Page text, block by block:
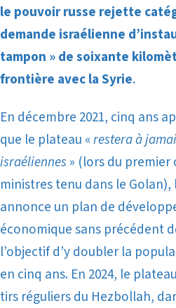
le pouvoir russe rejette
demande israélienne
tampon » de soixante
frontière avec la Syrie.
En décembre 2021, cinq ans
que le plateau «restera à
israéliennes » (lors du premier
ministres tenu dans le Golan),
annonce un plan de
économique sans précédent
l’objectif d’y doubler la
en cinq ans. En 2024, le
tirs réguliers du Hezbollah,